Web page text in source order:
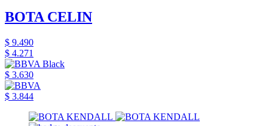
BOTA CELIN
$ 9.490
$ 4.271
$ 3.630
$ 3.844